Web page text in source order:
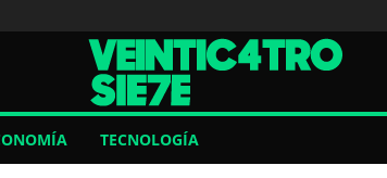
TECNOLOGÍA